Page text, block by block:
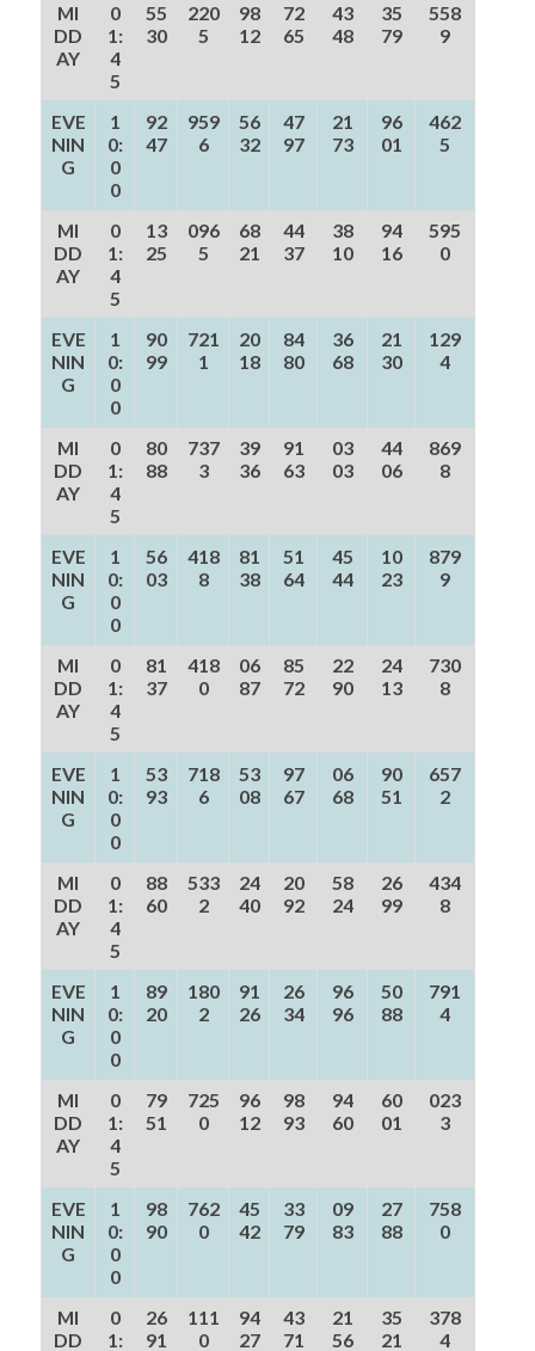
MI
DD
AY
0
1:
4
5
55
30
220
5
98
12
72
65
43
48
35
79
558
9
EVE
NIN
G
1
0:
0
0
92
47
959
6
56
32
47
97
21
73
96
01
462
5
MI
DD
AY
0
1:
4
5
13
25
096
5
68
21
44
37
38
10
94
16
595
0
EVE
NIN
G
1
0:
0
0
90
99
721
1
20
18
84
80
36
68
21
30
129
4
MI
DD
AY
0
1:
4
5
80
88
737
3
39
36
91
63
03
03
44
06
869
8
EVE
NIN
G
1
0:
0
0
56
03
418
8
81
38
51
64
45
44
10
23
879
9
MI
DD
AY
0
1:
4
5
81
37
418
0
06
87
85
72
22
90
24
13
730
8
EVE
NIN
G
1
0:
0
0
53
93
718
6
53
08
97
67
06
68
90
51
657
2
MI
DD
AY
0
1:
4
5
88
60
533
2
24
40
20
92
58
24
26
99
434
8
EVE
NIN
G
1
0:
0
0
89
20
180
2
91
26
26
34
96
96
50
88
791
4
MI
DD
AY
0
1:
4
5
79
51
725
0
96
12
98
93
94
60
60
01
023
3
EVE
NIN
G
1
0:
0
0
98
90
762
0
45
42
33
79
09
83
27
88
758
0
MI
DD
0
1:
26
91
111
0
94
27
43
71
21
56
35
21
378
4